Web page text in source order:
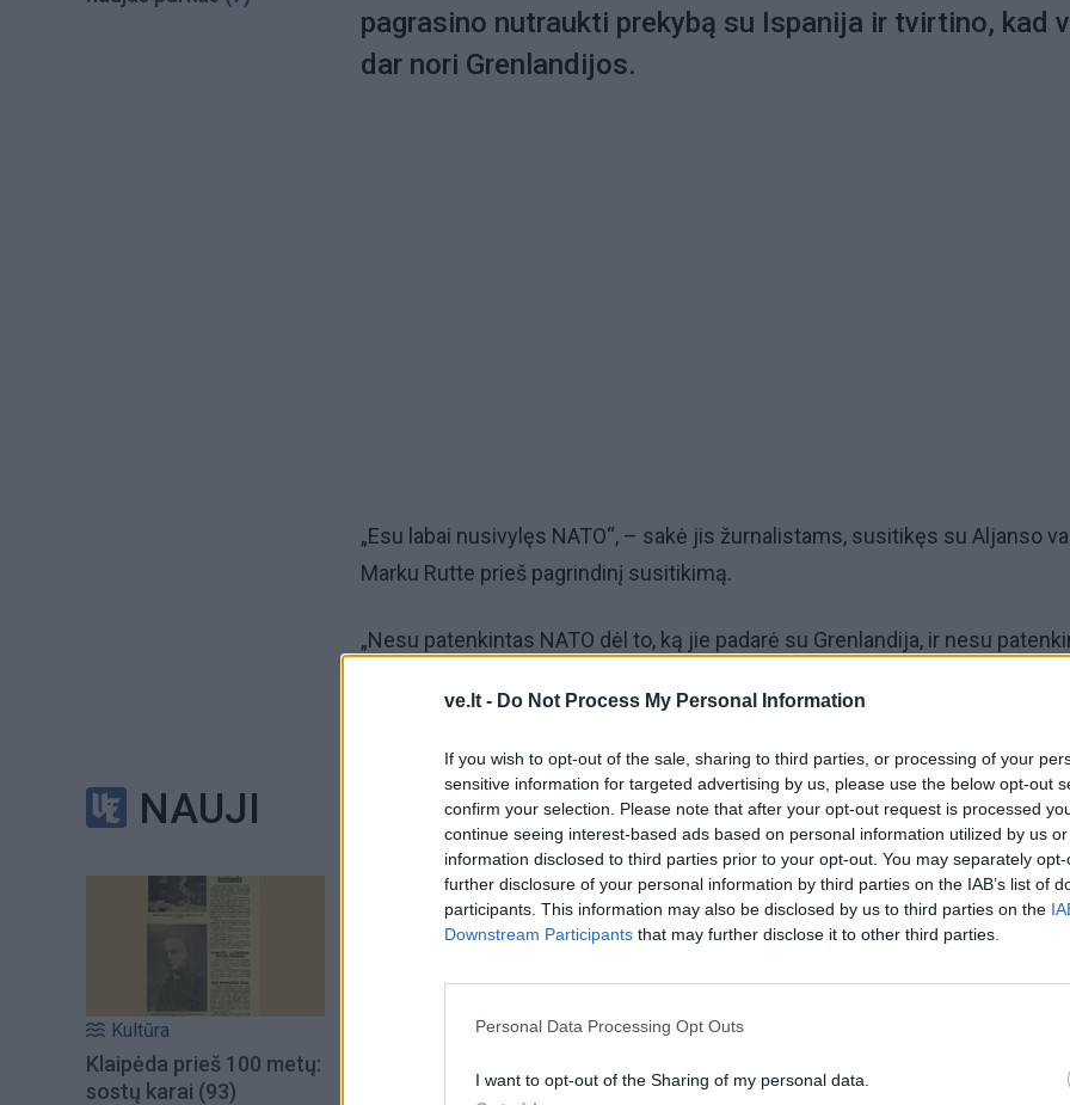
ve.lt - Do Not Process My Personal Information
If you wish to opt-out of the sale, sharing to third parties, or processing of your
sensitive information for targeted advertising by us, please use the below opt-out
confirm your selection. Please note that after your opt-out request is processed
continue seeing interest-based ads based on personal information utilized by us
information disclosed to third parties prior to your opt-out. You may separately
further disclosure of your personal information by third parties on the IAB’s list of
participants. This information may also be disclosed by us to third parties on the
Downstream Participants that may further disclose it to other third parties.
Personal Data Processing Opt Outs
I want to opt-out of the Sharing of my personal data.
NAUJI
Kultūra
Klaipėda prieš 100 metų:
sostų karai (93)
pagrasino nutraukti prekybą su Ispanija ir tvirtino, kad
dar nori Grenlandijos.
„Esu labai nusivylęs NATO“, – sakė jis žurnalistams, susitikęs su Aljanso
Marku Rutte prieš pagrindinį susitikimą.
„Nesu patenkintas NATO dėl to, ką jie padarė su Grenlandija, ir nesu
– Iranu“, – pareiškė JAV prezidentas.
D. Trumpas ypač kritikavo Ispaniją, vadino ją „siaubinga ​​NATO partnere“.
„Ispanija yra tuščias reikalas. Mes daugiau nebenorime prekiauti su
sakė jis ir teigė paprašęs iždo sekretoriaus Scotto Bessento „nutraukti
Ispanija jau sureagavo į D. Trumpo žodžius.